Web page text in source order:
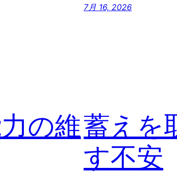
7月 16, 2026
の維蓄えを
す不安